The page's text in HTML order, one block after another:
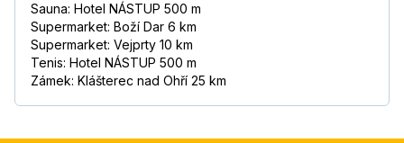
Sauna: Hotel NÁSTUP 500 m
Supermarket: Boží Dar 6 km
Supermarket: Vejprty 10 km
Tenis: Hotel NÁSTUP 500 m
Zámek: Klášterec nad Ohří 25 km